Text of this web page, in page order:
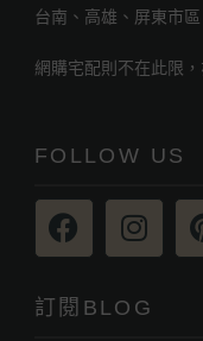
台南、高雄、屏東市
網購宅配則不在此限
FOLLOW US
訂閱BLOG